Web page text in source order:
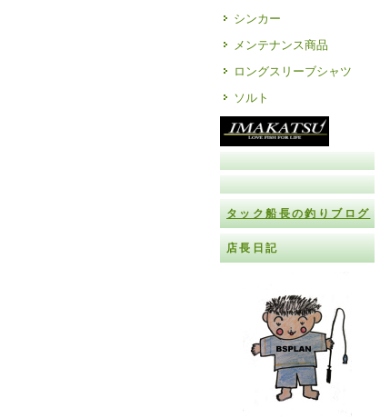
シンカー
メンテナンス商品
ロングスリーブシャツ
ソルト
タック船長の釣りブログ
店長日記